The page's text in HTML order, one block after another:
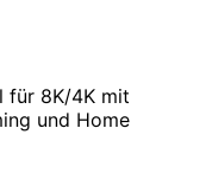
für 8K/4K mit
und Home